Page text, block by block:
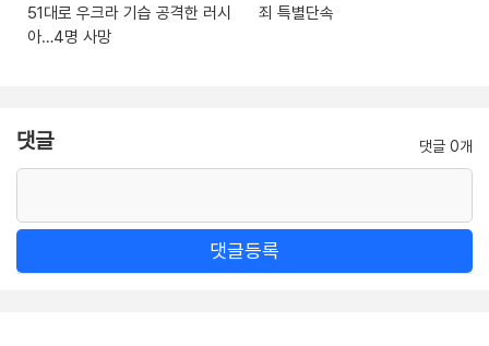
51대로 우크라 기습 공격한 러시
아…4명 사망
죄 특별단속
댓글 댓글 0개
댓글등록